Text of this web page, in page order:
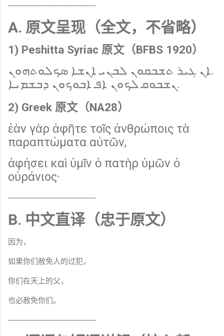
────────────────
A. 原文呈现（全文，不省略）
1) Peshitta Syriac 原文（BFBS 1920）
ܐܢ ܓܝܪ ܬܫܒܩܘܢ ܠܒܢܝ ܐܢܫܐ ܣܟܠܘܬܗܘܢ.
ܢܫܒܘܩ ܠܟܘܢ ܐܦ ܐܒܘܟܘܢ ܕܒܫܡܝܐ.
2) Greek 原文（NA28）
ἐὰν γὰρ ἀφῆτε τοῖς ἀνθρώποις τὰ
παραπτώματα αὐτῶν,
ἀφήσει καὶ ὑμῖν ὁ πατὴρ ὑμῶν ὁ
οὐράνιος·
────────────────
B. 中文直译（忠于原文）
因为，
如果你们赦免人的过犯，
你们在天上的父，
也必赦免你们。
────────────────